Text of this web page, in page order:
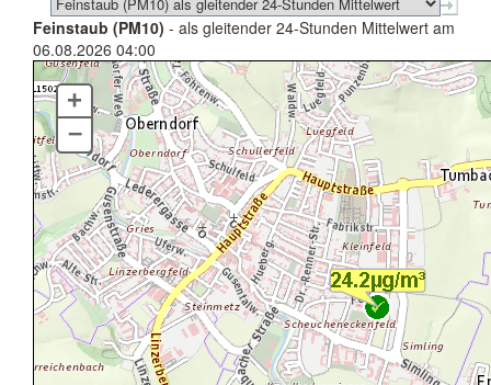
Feinstaub (PM10) - als gleitender 24-Stunden Mittelwert am
06.08.2026 04:00
+
–